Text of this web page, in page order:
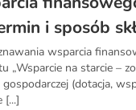
i sposób
wsparcia
na starcie –
(dotacja,
[...]